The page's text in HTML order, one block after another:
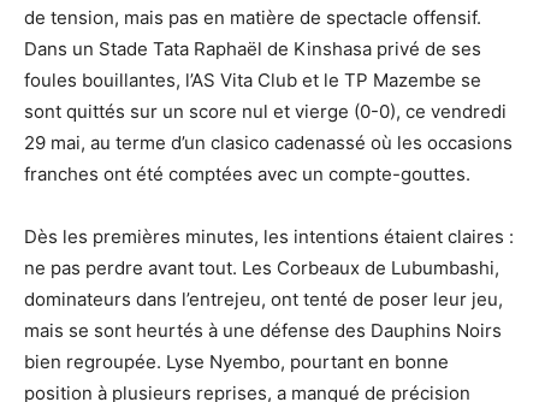
de tension, mais pas en matière de spectacle offensif.
Dans un Stade Tata Raphaël de Kinshasa privé de ses
foules bouillantes, l’AS Vita Club et le TP Mazembe se
sont quittés sur un score nul et vierge (0-0), ce vendredi
29 mai, au terme d’un clasico cadenassé où les occasions
franches ont été comptées avec un compte-gouttes.
Dès les premières minutes, les intentions étaient claires :
ne pas perdre avant tout. Les Corbeaux de Lubumbashi,
dominateurs dans l’entrejeu, ont tenté de poser leur jeu,
mais se sont heurtés à une défense des Dauphins Noirs
bien regroupée. Lyse Nyembo, pourtant en bonne
position à plusieurs reprises, a manqué de précision